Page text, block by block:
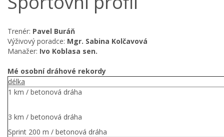
Trenér: Pavel Buráň
Výživový poradce: Mgr. Sabina Kolčavová
Manažer: Ivo Koblasa sen.
Mé osobní dráhové rekordy
délka
1 km / betonová
3 km / betonová dráha
Sprint 200 m / betonová dráha